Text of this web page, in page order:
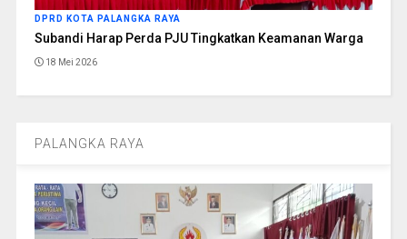
DPRD KOTA PALANGKA RAYA
Subandi Harap Perda PJU Tingkatkan Keamanan Warga
18 Mei 2026
PALANGKA RAYA